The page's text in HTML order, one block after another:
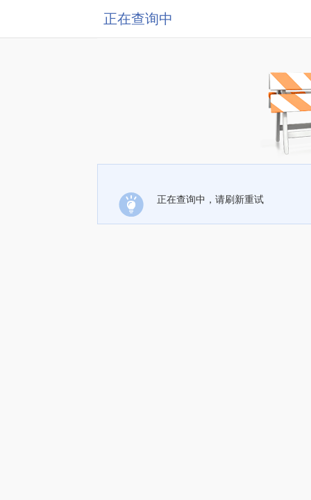
正在查询中
正在查询中，请刷新重试